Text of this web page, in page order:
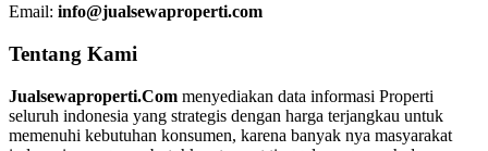
Email: info@jualsewaproperti.com
Tentang Kami
Jualsewaproperti.Com menyediakan data informasi Properti
seluruh indonesia yang strategis dengan harga terjangkau untuk
memenuhi kebutuhan konsumen, karena banyak nya masyarakat